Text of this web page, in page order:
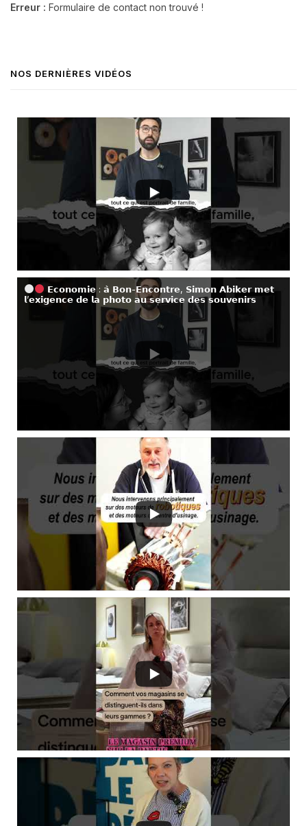
Erreur : Formulaire de contact non trouvé !
NOS DERNIÈRES VIDÉOS
𝗘𝗰𝗼𝗻𝗼𝗺𝗶𝗲 : 𝗮̀ 𝗕𝗼𝗻-𝗘𝗻𝗰𝗼𝗻𝘁𝗿𝗲, 𝗦𝗶𝗺𝗼𝗻 𝗔𝗯𝗶𝗸𝗲𝗿 𝗺𝗲𝘁
𝗹’𝗲𝘅𝗶𝗴𝗲𝗻𝗰𝗲 𝗱𝗲 𝗹𝗮 𝗽𝗵𝗼𝘁𝗼 𝗮𝘂 𝘀𝗲𝗿𝘃𝗶𝗰𝗲 𝗱𝗲𝘀 𝘀𝗼𝘂𝘃𝗲𝗻𝗶𝗿𝘀